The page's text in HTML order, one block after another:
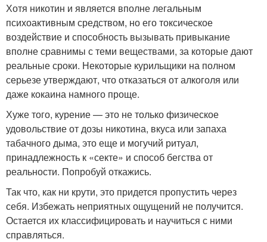
Хотя никотин и является вполне легальным
психоактивным средством, но его токсическое
воздействие и способность вызывать привыкание
вполне сравнимы с теми веществами, за которые дают
реальные сроки. Некоторые курильщики на полном
серьезе утверждают, что отказаться от алкоголя или
даже кокаина намного проще.
Хуже того, курение — это не только физическое
удовольствие от дозы никотина, вкуса или запаха
табачного дыма, это еще и могучий ритуал,
принадлежность к «секте» и способ бегства от
реальности. Попробуй откажись.
Так что, как ни крути, это придется пропустить через
себя. Избежать неприятных ощущений не получится.
Остается их классифицировать и научиться с ними
справляться.